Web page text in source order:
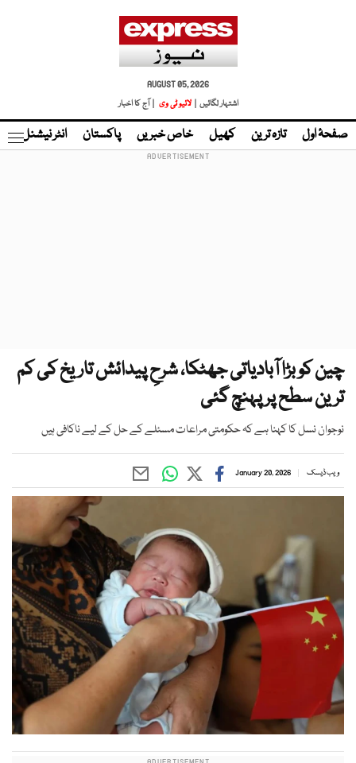
AUGUST 05, 2026
اشتہار لگائیں |
لائیو ٹی وی | آج کا اخبار
صفحۂ اول تازہ ترین کھیل خاص خبریں پاکستان انٹر نیشنل
چین کو بڑا آبادیاتی جھٹکا، شرحِ پیدائش تاریخ کی کم
ترین سطح پر پہنچ گئی
نوجوان نسل کا کہنا ہے کہ حکومتی مراعات مسئلے کے حل کے لیے ناکافی ہیں
ویب ڈیسک January 20, 2026